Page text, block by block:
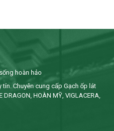
hoàn hảo
Chuyên cung cấp Gạch ốp lát
HOÀN MỸ, VIGLACERA,